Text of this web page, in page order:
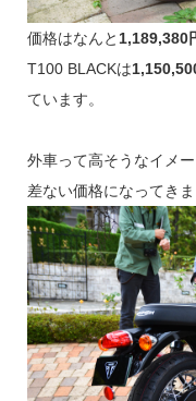
価格はなんと 1,189,380
T100 BLACKは
ています。
外車って高そうなイメ
差ない価格になってきま